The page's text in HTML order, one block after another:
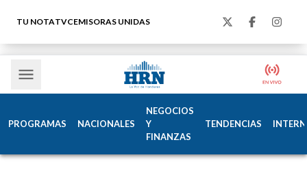
TU NOTATVCEMISORAS UNIDAS
PROGRAMAS NACIONALES
NEGOCIOS
Y
FINANZAS
TENDENCIAS